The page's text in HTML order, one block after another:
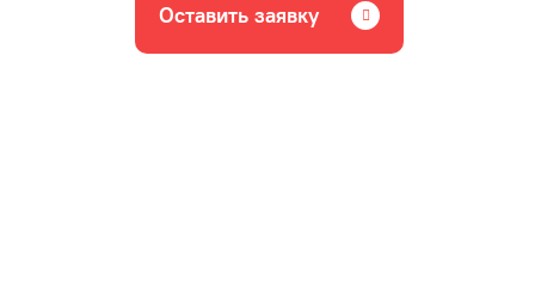
Оставить заявку